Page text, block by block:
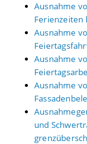
Ausnahme
Ferienzeiten
Ausnahme
Ausnahme
Ausnahme
und